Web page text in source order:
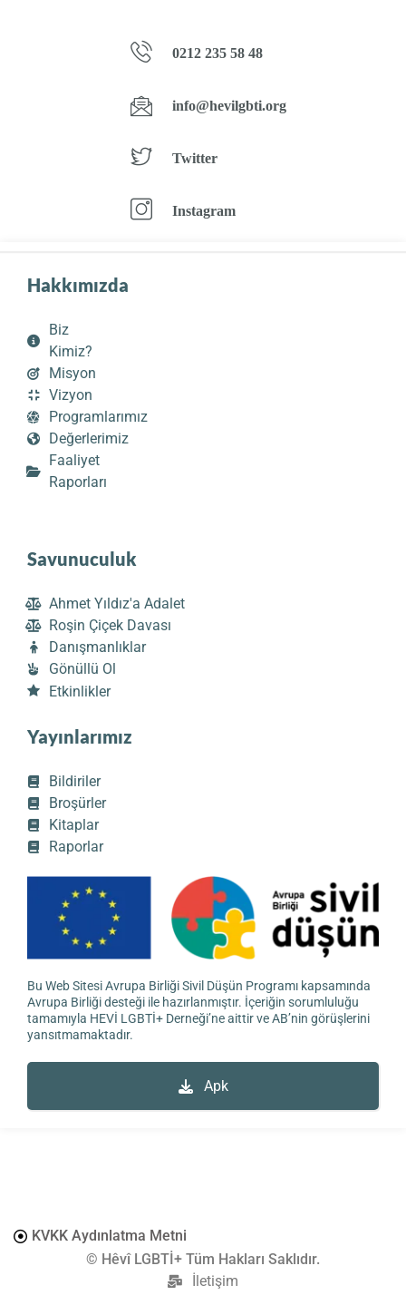
0212 235 58 48
info@hevilgbti.org
Twitter
Instagram
Hakkımızda
Biz
Kimiz?
Misyon
Vizyon
Programlarımız
Değerlerimiz
Faaliyet
Raporları
Savunuculuk
Ahmet Yıldız'a Adalet
Roşin Çiçek Davası
Danışmanlıklar
Gönüllü Ol
Etkinlikler
Yayınlarımız
Bildiriler
Broşürler
Kitaplar
Raporlar
Bu Web Sitesi Avrupa Birliği Sivil Düşün Programı kapsamında
Avrupa Birliği desteği ile hazırlanmıştır. İçeriğin sorumluluğu
tamamıyla HEVİ LGBTİ+ Derneği’ne aittir ve AB’nin görüşlerini
yansıtmamaktadır.
Apk
KVKK Aydınlatma Metni
© Hêvî LGBTİ+ Tüm Hakları Saklıdır.
İletişim